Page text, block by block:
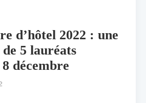
d’hôtel 2022 : une
5 lauréats
décembre